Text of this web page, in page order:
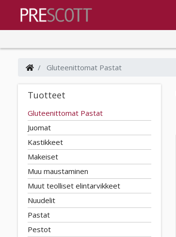
Gluteenittomat Pastat
Tuotteet
Gluteenittomat Pastat
Juomat
Kastikkeet
Makeiset
Muu maustaminen
Muut teolliset elintarvikkeet
Nuudelit
Pastat
Pestot